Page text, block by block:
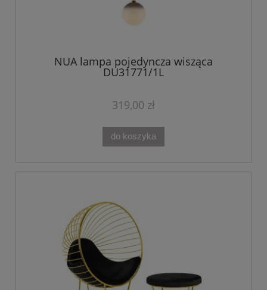
NUA lampa pojedyncza wisząca
DU31771/1L
319,00 zł
do koszyka